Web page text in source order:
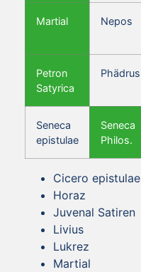
Martial Nepos
Petron
Satyrica
Phädrus
Seneca
epistulae
Seneca
Philos.
Cicero epistulae
Horaz
Juvenal Satiren
Livius
Lukrez
Martial